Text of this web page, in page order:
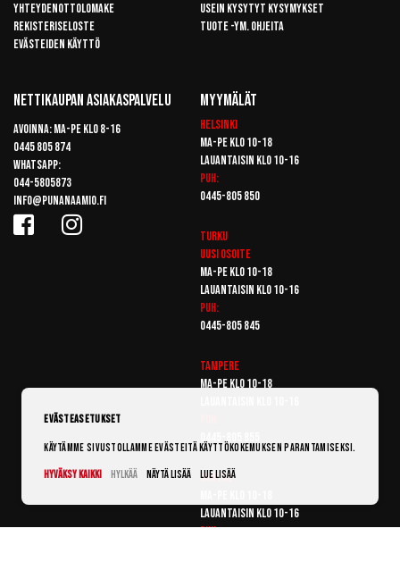
Yhteydenottolomake
Rekisteriseloste
Evästeiden käyttö
Usein kysytyt kysymykset
Tuote -ym. ohjeita
Nettikaupan Asiakaspalvelu
Avoinna: Ma-pe klo 8-16
0445 805 874
Whatsapp:
044-5805873
info@punanaamio.fi
Myymälät
Helsinki
Ma-pe klo 10-18
Lauantaisin klo 10-16
Puh:
0445-805 850
Turku
Uusi osoite
Ma-pe klo 10-18
Lauantaisin klo 10-16
Puh:
0445-805 845
Tampere
Ma-pe klo 10-18
Vantaa
Lauantaisin klo 10-16
Puh:
Evästeasetukset
Käytämme sivustollamme evästeitä käyttökokemuksen parantamiseksi.
Hyväksy kaikki
Hylkää Näytä lisää Lue lisää